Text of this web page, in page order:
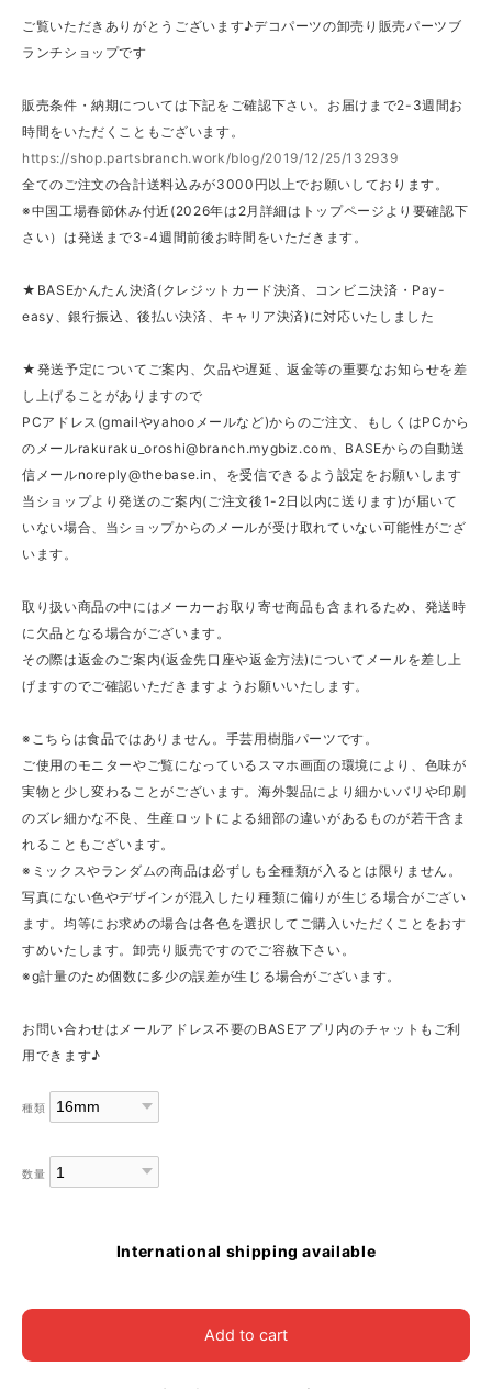
ご覧いただきありがとうございます♪デコパーツの卸売り販売パーツブ
ランチショップです
販売条件・納期については下記をご確認下さい。お届けまで2-3週間お
時間をいただくこともございます。
https://shop.partsbranch.work/blog/2019/12/25/132939
全てのご注文の合計送料込みが3000円以上でお願いしております。
※中国工場春節休み付近(2026年は2月詳細はトップページより要確認下
さい）は発送まで3-4週間前後お時間をいただきます。
★BASEかんたん決済(クレジットカード決済、コンビニ決済・Pay-
easy、銀行振込、後払い決済、キャリア決済)に対応いたしました
★発送予定についてご案内、欠品や遅延、返金等の重要なお知らせを差
し上げることがありますので
PCアドレス(gmailやyahooメールなど)からのご注文、もしくはPCから
のメールrakuraku_oroshi@branch.mygbiz.com 、BASEからの自動送
信メールnoreply@thebase.in
、を受信できるよう設定をお願いします
当ショップより発送のご案内(ご注文後1-2日以内に送ります)が届いて
いない場合、当ショップからのメールが受け取れていない可能性がござ
います。
取り扱い商品の中にはメーカーお取り寄せ商品も含まれるため、発送時
に欠品となる場合がございます。
その際は返金のご案内(返金先口座や返金方法)についてメールを差し上
げますのでご確認いただきますようお願いいたします。
※こちらは食品ではありません。手芸用樹脂パーツです。
ご使用のモニターやご覧になっているスマホ画面の環境により、色味が
実物と少し変わることがございます。海外製品により細かいバリや印刷
のズレ細かな不良、生産ロットによる細部の違いがあるものが若干含ま
れることもございます。
※ミックスやランダムの商品は必ずしも全種類が入るとは限りません。
写真にない色やデザインが混入したり種類に偏りが生じる場合がござい
ます。均等にお求めの場合は各色を選択してご購入いただくことをおす
すめいたします。卸売り販売ですのでご容赦下さい。
※g計量のため個数に多少の誤差が生じる場合がございます。
お問い合わせはメールアドレス不要のBASEアプリ内のチャットもご利
用できます♪
種類
数量
International shipping available
Add to cart